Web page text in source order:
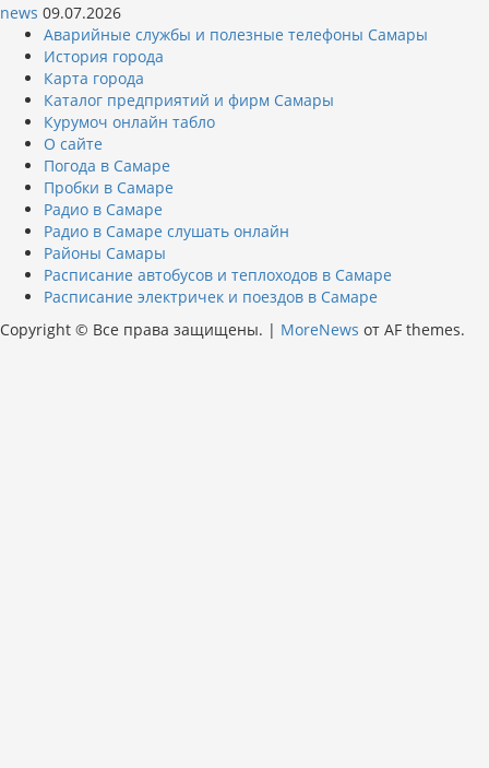
news 09.07.2026
Аварийные службы и полезные телефоны Самары
История города
Карта города
Каталог предприятий и фирм Самары
Курумоч онлайн табло
О сайте
Погода в Самаре
Пробки в Самаре
Радио в Самаре
Радио в Самаре слушать онлайн
Районы Самары
Расписание автобусов и теплоходов в Самаре
Расписание электричек и поездов в Самаре
Copyright © Все права защищены. | MoreNews от AF themes.